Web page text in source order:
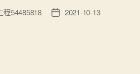
程54485818
Post2021-10-13